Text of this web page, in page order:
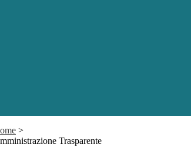
>
Trasparente